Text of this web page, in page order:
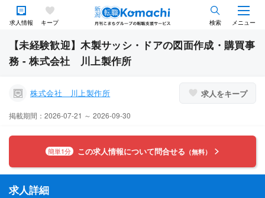
求人情報 キープ 検索 メニュー
【未経験歓迎】木製サッシ・ドアの図面作成・購買事
務 - 株式会社 川上製作所
株式会社 川上製作所 求人をキープ
掲載期間：2026-07-21 ～ 2026-09-30
簡単1分 この求人情報について問合せる （無料）
求人詳細